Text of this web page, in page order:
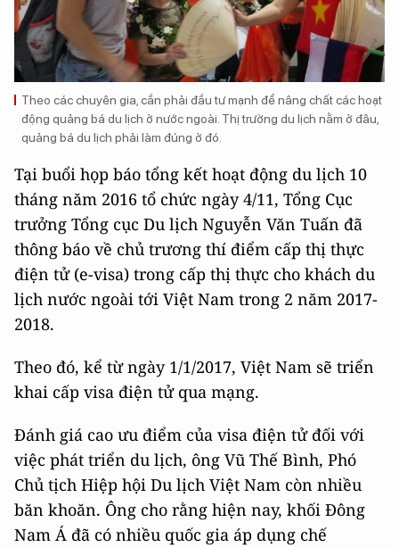
Theo các chuyên gia, cần phải đầu tư mạnh để nâng chất các hoạt
động quảng bá du lịch ở nước ngoài. Thị trường du lịch nằm ở đâu,
quảng bá du lịch phải làm đúng ở đó.
Tại buổi họp báo tổng kết hoạt động du lịch 10
tháng năm 2016 tổ chức ngày 4/11, Tổng Cục
trưởng Tổng cục Du lịch Nguyễn Văn Tuấn đã
thông báo về chủ trương thí điểm cấp thị thực
điện tử (e-visa) trong cấp thị thực cho khách du
lịch nước ngoài tới Việt Nam trong 2 năm 2017-
2018.
Theo đó, kể từ ngày 1/1/2017, Việt Nam sẽ triển
khai cấp visa điện tử qua mạng.
Đánh giá cao ưu điểm của visa điện tử đối với
việc phát triển du lịch, ông Vũ Thế Bình, Phó
Chủ tịch Hiệp hội Du lịch Việt Nam còn nhiều
băn khoăn. Ông cho rằng hiện nay, khối Đông
Nam Á đã có nhiều quốc gia áp dụng chế